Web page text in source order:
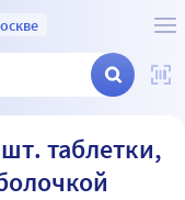
таблетки,